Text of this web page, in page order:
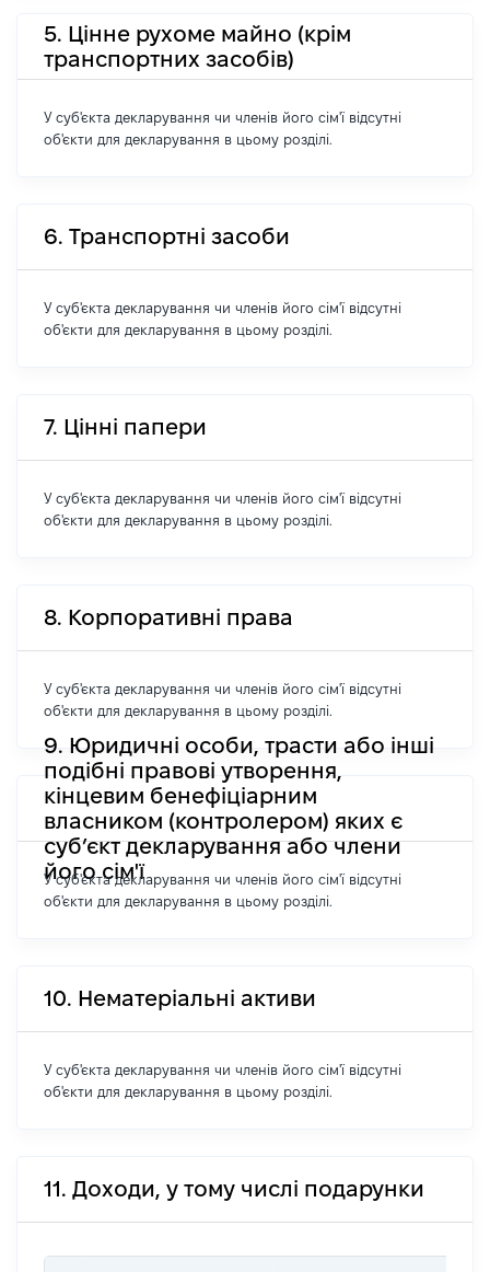
5. Цінне рухоме майно (крім
транспортних засобів)
У суб'єкта декларування чи членів його сім'ї відсутні
об'єкти для декларування в цьому розділі.
6. Транспортні засоби
У суб'єкта декларування чи членів його сім'ї відсутні
об'єкти для декларування в цьому розділі.
7. Цінні папери
У суб'єкта декларування чи членів його сім'ї відсутні
об'єкти для декларування в цьому розділі.
8. Корпоративні права
У суб'єкта декларування чи членів його сім'ї відсутні
об'єкти для декларування в цьому розділі.
9. Юридичні особи, трасти або інші
подібні правові утворення,
кінцевим бенефіціарним
власником (контролером) яких є
суб’єкт декларування або члени
його сім'ї
У суб'єкта декларування чи членів його сім'ї відсутні
об'єкти для декларування в цьому розділі.
10. Нематеріальні активи
У суб'єкта декларування чи членів його сім'ї відсутні
об'єкти для декларування в цьому розділі.
11. Доходи, у тому числі подарунки